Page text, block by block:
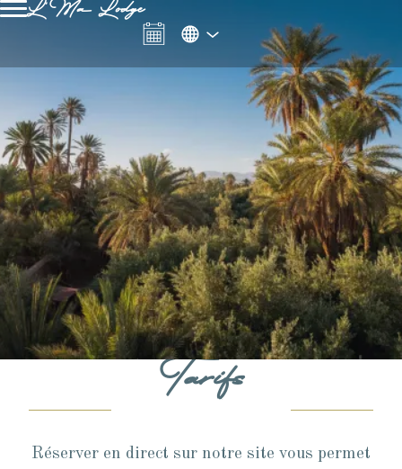
L'Ma Lodge
Tarifs
Réserver en direct sur notre site vous permet